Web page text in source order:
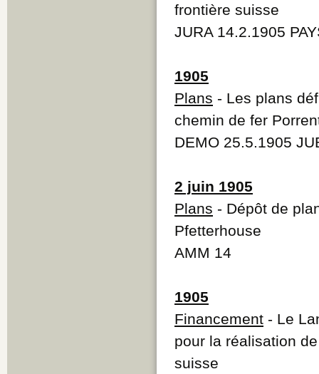
frontière suisse
JURA 14.2.1905
1905
Plans - Les plans
chemin de fer
DEMO 25.5.1905
2 juin 1905
Plans - Dépôt de
Pfetterhouse
AMM 14
1905
Financement - Le
pour la réalisation
suisse